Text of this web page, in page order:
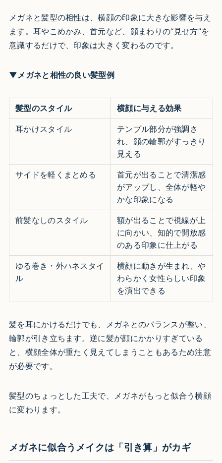
メガネと髪型の相性は、横顔の印象に大きな影響を与え
ます。耳やこめかみ、首元など、顔まわりの“見せ方”を
意識するだけで、印象は大きく変わるのです。
▼メガネと相性の良い髪型例
髪型のスタイル 横顔に与える効果
耳かけスタイル
テンプル部分が強調さ
れ、顔の輪郭がすっきり
見える
サイドを軽くまとめる
首元が出ることで清潔感
がアップし、全体が軽や
かな印象になる
前髪なしのスタイル
額が出ることで視線が上
に向かい、知的で開放感
のある印象に仕上がる
ゆる巻き・外ハネスタイ
ル
横顔に動きが生まれ、や
わらかく女性らしい印象
を演出できる
髪を耳にかけるだけでも、メガネとのバランスが整い、
輪郭が引き立ちます。逆に髪が顔にかかりすぎている
と、横顔全体が重たく見えてしまうこともあるため注意
が必要です。
髪型のちょっとした工夫で、メガネがもっと似合う横顔
に変わります。
メガネに似合うメイクは「引き算」がカギ